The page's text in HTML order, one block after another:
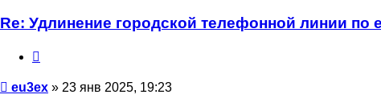
Re: Удлинение городской телефонной линии
Сообщение
eu3ex » 23 янв 2025, 19:23